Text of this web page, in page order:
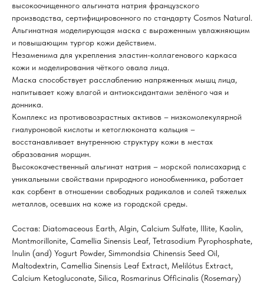
высокоочищенного альгината натрия французского
производства, сертифицировонного по стандарту Cosmos Natural.
Альгинатная моделирующая маска с выраженным увлажняющим
и повышающим тургор кожи действием.
Незаменима для укрепления эластин-коллагенового каркаса
кожи и моделирования чёткого овала лица.
Маска способствует расслаблению напряженных мышц лица,
напитывает кожу влагой и антиоксидантами зелёного чая и
донника.
Комплекс из противовозрастных активов – низкомолекулярной
гиалуроновой кислоты и кетоглюконата кальция –
восстанавливает внутреннюю структуру кожи в местах
образования морщин.
Высококачественный альгинат натрия – морской полисахарид с
уникальными свойствами природного ионообменника, работает
как сорбент в отношении свободных радикалов и солей тяжелых
металлов, осевших на коже из городской среды.
Состав: Diatomaceous Earth, Algin, Calcium Sulfate, Illite, Kaolin,
Montmorillonite, Camellia Sinensis Leaf, Tetrasodium Pyrophosphate,
Inulin (and) Yogurt Powder, Simmondsia Chinensis Seed Oil,
Maltodextrin, Camellia Sinensis Leaf Extract, Melilótus Extract,
Calcium Ketogluconate, Silica, Rosmarinus Officinalis (Rosemary)